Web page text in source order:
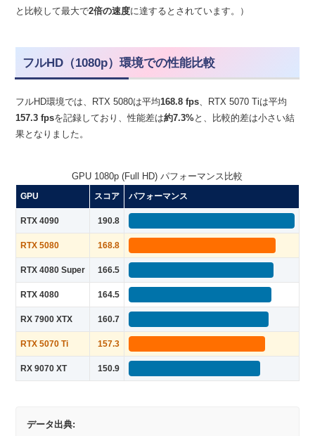
と比較して最大で2倍の速度に達するとされています。）
フルHD（1080p）環境での性能比較
フルHD環境では、RTX 5080は平均168.8 fps、RTX 5070 Tiは平均
157.3 fpsを記録しており、性能差は約7.3%と、比較的差は小さい結
果となりました。
GPU 1080p (Full HD) パフォーマンス比較
GPU スコア パフォーマンス
RTX 4090 190.8
RTX 5080 168.8
RTX 4080 Super 166.5
RTX 4080 164.5
RX 7900 XTX 160.7
RTX 5070 Ti 157.3
RX 9070 XT 150.9
データ出典: